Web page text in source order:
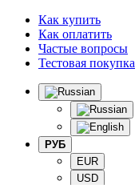
Как купить
Как оплатить
Частые вопросы
Тестовая покупка
РУБ
EUR
USD